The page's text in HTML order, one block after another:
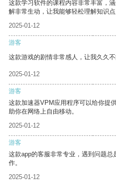
这款学习软件的课程内容非常丰富，
解非常生动，让我能够轻松理解知识点
2025-01-12
游客
这款游戏的剧情非常感人，让我久久不
2025-01-12
游客
这款加速器VPM应用程序可以给你提
助你在网络上自由移动。
2025-01-12
游客
这款app的客服非常专业，遇到问题
作。
2025-01-12